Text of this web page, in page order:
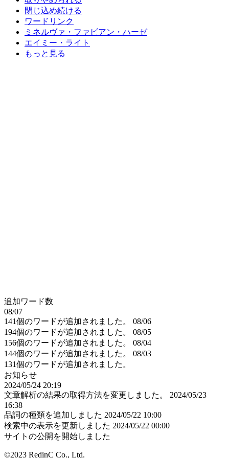
閉じ込め続ける
ワードリンク
ミネルヴァ・ファビアン・ハーゼ
エイミー・ライト
もっと見る
追加ワード数
08/07
141個のワードが追加されました。
08/06
194個のワードが追加されました。
08/05
156個のワードが追加されました。
08/04
144個のワードが追加されました。
08/03
131個のワードが追加されました。
お知らせ
2024/05/24 20:19
文章解析の結果の取得方法を変更しました。
2024/05/23
16:38
品詞の種類を追加しました 2024/05/22 10:00
検索中の表示を更新しました 2024/05/22 00:00
サイトの公開を開始しました
©2023 RedinC Co., Ltd.